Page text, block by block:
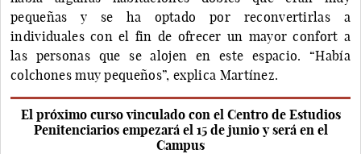
pequeñas y se ha optado por reconvertirlas a
individuales con el fin de ofrecer un mayor confort a
las personas que se alojen en este espacio. “Había
colchones muy pequeños”, explica Martínez.
El próximo curso vinculado con el Centro de Estudios
Penitenciarios empezará el 15 de junio y será en el
Campus